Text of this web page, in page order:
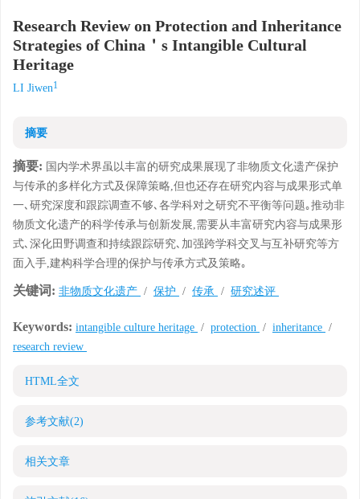
Research Review on Protection and Inheritance
Strategies of China＇s Intangible Cultural
Heritage
LI Jiwen1
摘要
摘要: 国内学术界虽以丰富的研究成果展现了非物质文化遗产保护
与传承的多样化方式及保障策略,但也还存在研究内容与成果形式单
一､研究深度和跟踪调查不够､各学科对之研究不平衡等问题｡推动非
物质文化遗产的科学传承与创新发展,需要从丰富研究内容与成果形
式､深化田野调查和持续跟踪研究､加强跨学科交叉与互补研究等方
面入手,建构科学合理的保护与传承方式及策略｡
关键词: 非物质文化遗产 / 保护 / 传承 / 研究述评
Keywords: intangible culture heritage / protection / inheritance /
research review
HTML全文
参考文献(2)
相关文章